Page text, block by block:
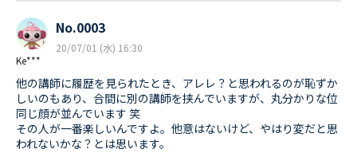
Ke***
No.0003
20/07/01 (水) 16:30
他の講師に履歴を見られたとき、アレレ？と思われるのが恥ずか
しいのもあり、合間に別の講師を挟んでいますが、丸分かりな位
同じ顔が並んでいます 笑
その人が一番楽しいんですよ。他意はないけど、やはり変だと思
われないかな？とは思います。